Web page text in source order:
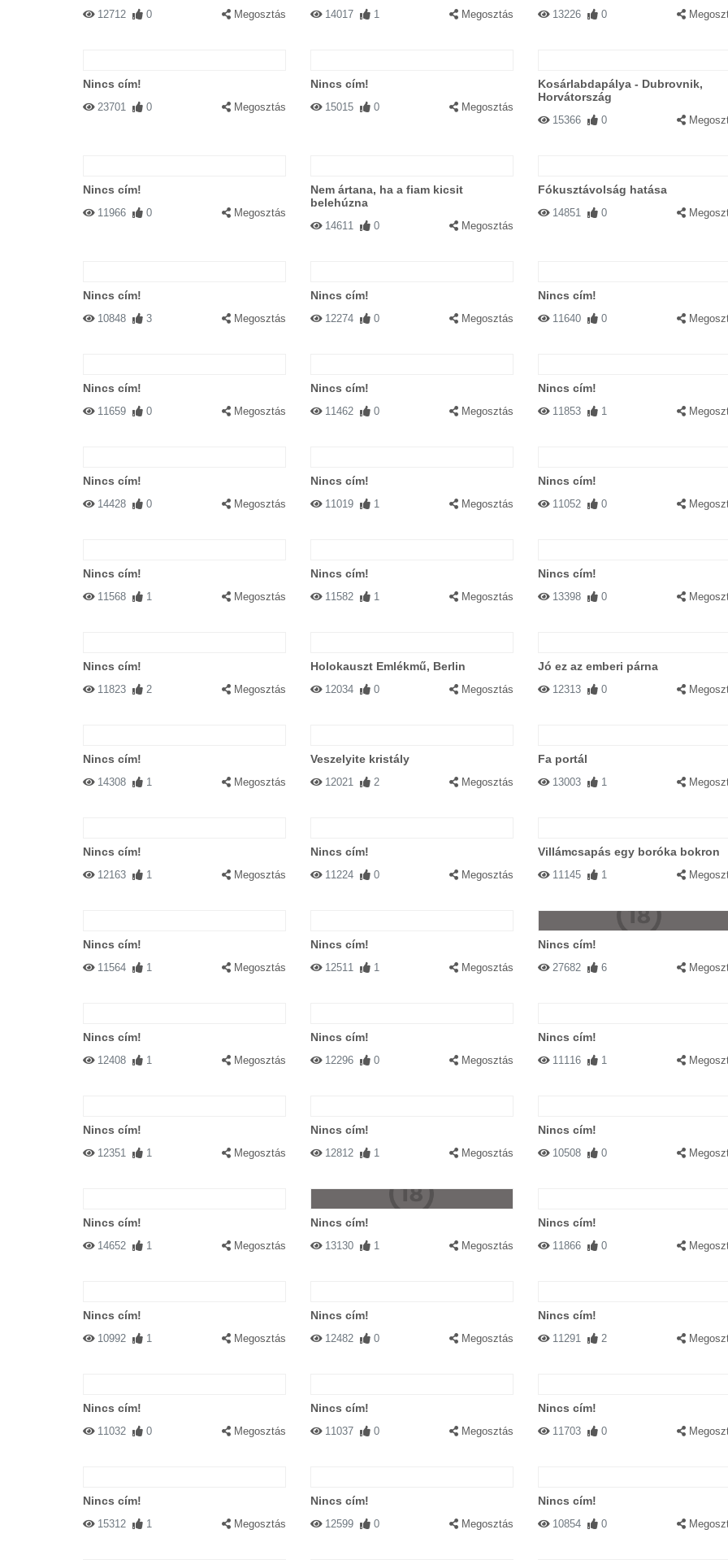
12712 0 Megosztás 14017 1 Megosztás 13226 0
Nincs cím!
23701 0 Megosztás
Nincs cím!
15015 0 Megosztás
Kosárlabdapálya - Dubrovnik,
Horvátország
15366 0
Nincs cím!
11966 0 Megosztás
Nem ártana, ha a fiam kicsit
belehúzna
14611 0 Megosztás
Fókusztávolság hatása
14851 0
Nincs cím!
10848 3 Megosztás
Nincs cím!
12274 0 Megosztás
Nincs cím!
11640 0
Nincs cím!
11659 0 Megosztás
Nincs cím!
11462 0 Megosztás
Nincs cím!
11853 1
Nincs cím!
14428 0 Megosztás
Nincs cím!
11019 1 Megosztás
Nincs cím!
11052 0
Nincs cím!
11568 1 Megosztás
Nincs cím!
11582 1 Megosztás
Nincs cím!
13398 0
Nincs cím!
11823 2 Megosztás
Holokauszt Emlékmű, Berlin
12034 0 Megosztás
Jó ez az emberi párna
12313 0
Nincs cím!
14308 1 Megosztás
Veszelyite kristály
12021 2 Megosztás
Fa portál
13003 1
Nincs cím!
12163 1 Megosztás
Nincs cím!
11224 0 Megosztás
Villámcsapás egy boróka bokron
11145 1
Nincs cím!
11564 1 Megosztás
Nincs cím!
12511 1 Megosztás
Nincs cím!
27682 6
Nincs cím!
12408 1 Megosztás
Nincs cím!
12296 0 Megosztás
Nincs cím!
11116 1
Nincs cím!
12351 1 Megosztás
Nincs cím!
12812 1 Megosztás
Nincs cím!
10508 0
Nincs cím!
14652 1 Megosztás
Nincs cím!
13130 1 Megosztás
Nincs cím!
11866 0
Nincs cím!
10992 1 Megosztás
Nincs cím!
12482 0 Megosztás
Nincs cím!
11291 2
Nincs cím!
11032 0 Megosztás
Nincs cím!
11037 0 Megosztás
Nincs cím!
11703 0
Nincs cím!
15312 1 Megosztás
Nincs cím!
12599 0 Megosztás
Nincs cím!
10854 0